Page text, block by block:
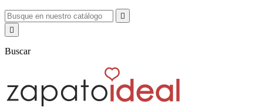


Buscar